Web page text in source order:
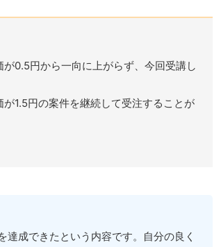
0.5円から一向に上がらず、今回受講し
1.5円の案件を継続して受注することが
成できたという内容です。自分の良く